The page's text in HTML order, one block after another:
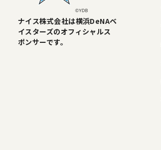
ナイス株式会社は横浜DeNAベ
イスターズのオフィシャルス
ポンサーです。